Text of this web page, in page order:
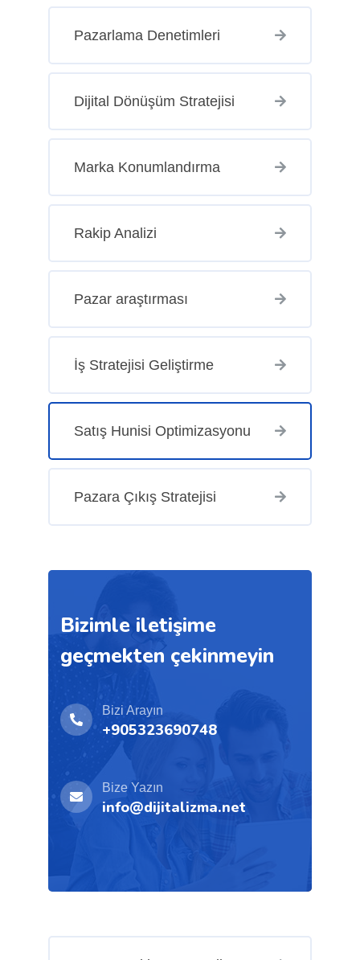
Pazarlama Denetimleri
Dijital Dönüşüm Stratejisi
Marka Konumlandırma
Rakip Analizi
Pazar araştırması
İş Stratejisi Geliştirme
Satış Hunisi Optimizasyonu
Pazara Çıkış Stratejisi
Bizimle iletişime
geçmekten çekinmeyin
Bizi Arayın
+905323690748
Bize Yazın
info@dijitalizma.net